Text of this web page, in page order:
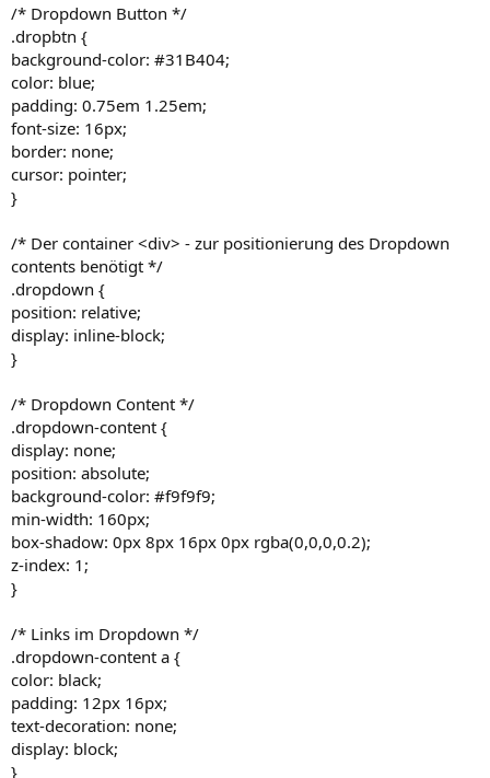
/* Dropdown Button */
.dropbtn {
background-color: #31B404;
color: blue;
padding: 0.75em 1.25em;
font-size: 16px;
border: none;
cursor: pointer;
}
/* Der container <div> - zur positionierung des Dropdown
contents benötigt */
.dropdown {
position: relative;
display: inline-block;
}
/* Dropdown Content */
.dropdown-content {
display: none;
position: absolute;
background-color: #f9f9f9;
min-width: 160px;
box-shadow: 0px 8px 16px 0px rgba(0,0,0,0.2);
z-index: 1;
}
/* Links im Dropdown */
.dropdown-content a {
color: black;
padding: 12px 16px;
text-decoration: none;
display: block;
}